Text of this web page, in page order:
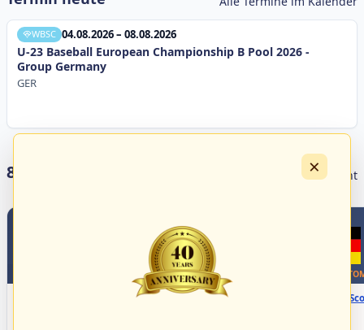
WBSC 04.08.2026 – 08.08.2026
U-23 Baseball European Championship B Pool 2026 -
Group Germany
GER
8 Livestreams heute Livestream Übersicht
TOP 5
Box-Score
WBSC Europe
16:00 Uhr Box-
×